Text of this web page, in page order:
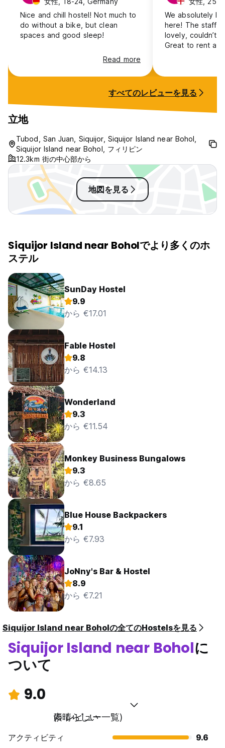
Nice and chill hostel! Not much to
do without a bike, but clean
spaces and good sleep!
Read more
We absolutely
here! The staff
lovely, couldn’t
Great to rent a
night life but if
for that
すべてのレビューを見る
立地
Tubod, San Juan, Siquijor, Siquijor Island near Bohol,
Siquijor Island near Bohol, フィリピン
12.3km 街の中心部から
地図を見る
Siquijor Island near Boholでより多くのホ
ステル
SunDay Hostel
9.9
から €17.01
Fable Hostel
9.8
から €14.13
Wonderland
9.3
から €11.54
Monkey Business Bungalows
9.3
から €8.65
Blue House Backpackers
9.1
から €7.93
JoNny's Bar & Hostel
8.9
から €7.21
Siquijor Island near Boholの全てのHostelsを見る
Siquijor Island near Boholに
ついて
9.0
素晴らしい
(5 レビュー一覧)
アクティビティ
9.6